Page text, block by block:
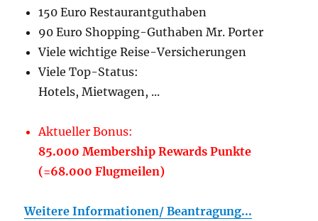
150 Euro Restaurantguthaben
90 Euro Shopping-Guthaben Mr. Porter
Viele wichtige Reise-Versicherungen
Viele Top-Status:
Hotels, Mietwagen, ...
Aktueller Bonus:
85.000 Membership Rewards Punkte
(=68.000 Flugmeilen)
Weitere Informationen/ Beantragung...